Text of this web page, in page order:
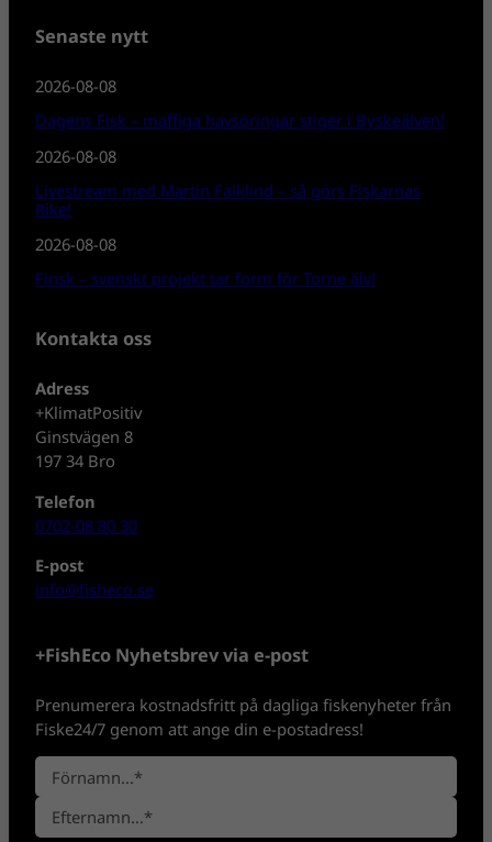
Senaste nytt
2026-08-08
Dagens Fisk – maffiga havsöringar stiger i Byskeälven!
2026-08-08
Livestream med Martin Falklind – så görs Fiskarnas
Rike!
2026-08-08
Finsk – svenskt projekt tar form för Torne älv!
Kontakta oss
Adress
+KlimatPositiv
Ginstvägen 8
197 34 Bro
Telefon
0702-08 80 30
E-post
info@fisheco.se
+FishEco Nyhetsbrev via e-post
Prenumerera kostnadsfritt på dagliga fiskenyheter från
Fiske24/7 genom att ange din e-postadress!
N
a
F
ö